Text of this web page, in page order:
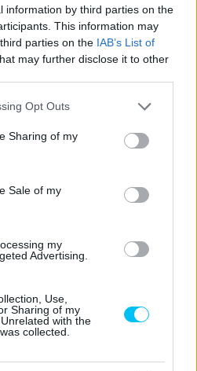
information by third parties on the
This information may
parties on the IAB’s List of
may further disclose it to other
app uses one or more Google
behaviour. You may click to
and its third-party tags to
purposes in below Google
Opt Outs
Sharing of my
Sale of my
my
Advertising.
Use,
Sharing of my
with the
collected.